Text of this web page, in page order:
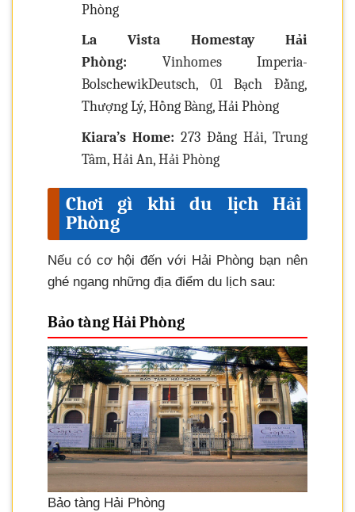
Phòng
La Vista Homestay Hải
Phòng: Vinhomes Imperia-
BolschewikDeutsch, 01 Bạch Đằng,
Thượng Lý, Hồng Bàng, Hải Phòng
Kiara’s Home:273 Đằng Hải, Trung
Tâm, Hải An, Hải Phòng
Chơi gì khi du lịch Hải
Phòng
Nếu có cơ hội đến với Hải Phòng bạn nên
ghé ngang những địa điểm du lịch sau:
Bảo tàng Hải Phòng
Bảo tàng Hải Phòng